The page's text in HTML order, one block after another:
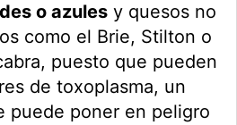
o azules y quesos no
como el Brie, Stilton o
puesto que pueden
de toxoplasma, un
puede poner en peligro